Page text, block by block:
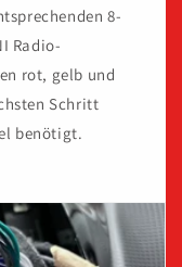
8-
Radio-
rot, gelb und
Schritt
benötigt.